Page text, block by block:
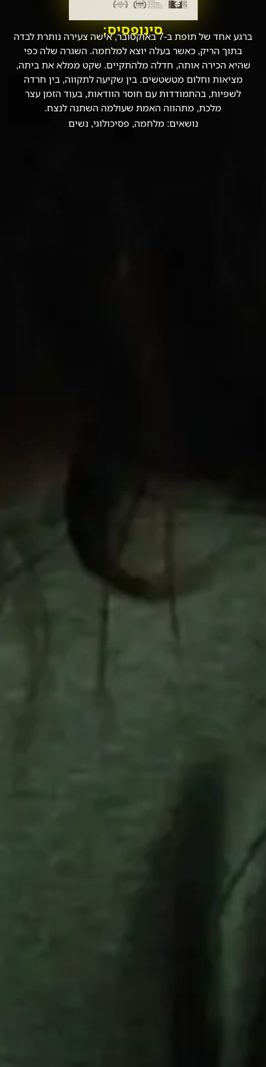
סינופסיס:
ברגע אחד של תופת ב-7 באוקטובר, אישה צעירה נותרת לבדה
בתוך הריק, כאשר בעלה יוצא למלחמה. השגרה שלה כפי
שהיא הכירה אותה, חדלה מלהתקיים. שקט ממלא את ביתה,
מציאות וחלום מטשטשים. בין שקיעה לתקווה, בין חרדה
לשפיות, בהתמודדות עם חוסר הוודאות, בעוד הזמן עצר
מלכת, מתהווה האמת שעולמה השתנה לנצח.
נושאים: מלחמה, פסיכולוגי, נשים